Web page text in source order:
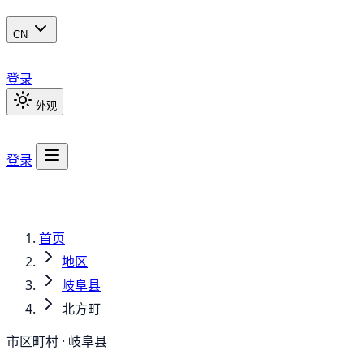
CN
登录
外观
登录
首页
地区
岐阜县
北方町
市区町村 · 岐阜县